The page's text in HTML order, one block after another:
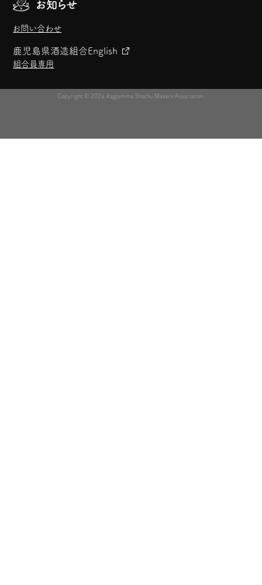
お知らせ
お問い合わせ
鹿児島県酒造組合English
組合員専用
Copyright © 2026 Kagoshima Shochu Makers Association.